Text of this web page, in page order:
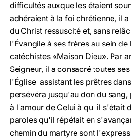
difficultés auxquelles étaient
adhéraient à la foi chrétienne, il
du Christ ressuscité et, sans
l'Évangile à ses frères au sein
catéchistes «Maison Dieu». Par
Seigneur, il a consacré toutes
l'Église, assistant les prêtres
persévéra jusqu'au don du
à l'amour de Celui à qui il s'était
paroles qu'il répétait en
chemin du martyre sont